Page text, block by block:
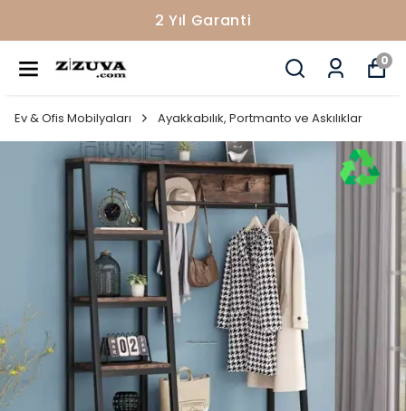
2 Yıl Garanti
0
Ev & Ofis Mobilyaları Ayakkabılık, Portmanto ve Askılıklar